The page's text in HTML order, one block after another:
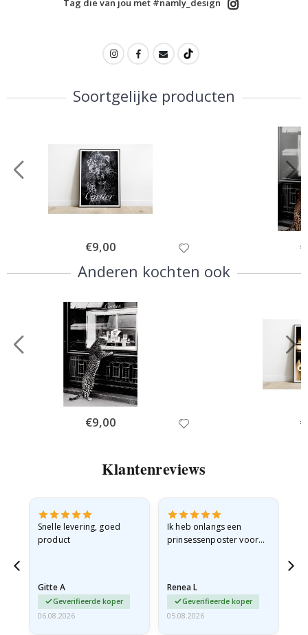
Tag die van jou met #namly_design
Soortgelijke producten
Special
Price
€9,00
Anderen kochten ook
Special
Price
€9,00
Klantenreviews
Snelle levering, goed
product
Gitte A
Geverifieerde koper
06.08.2026
Ik heb onlangs een
prinsessenposter voor
licht…
Renea L
Geverifieerde koper
05.08.2026